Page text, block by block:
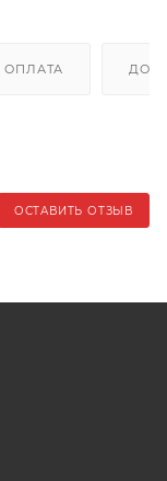
ОПЛАТА
ОСТАВИТЬ ОТЗЫВ